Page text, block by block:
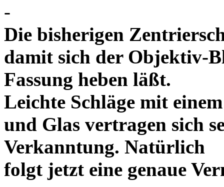
-
Die bisherigen
damit sich der Objektiv-
Fassung heben läßt.
Leichte Schläge mit
und Glas vertragen sich
Verkanntung. Natürlich
folgt jetzt eine genaue